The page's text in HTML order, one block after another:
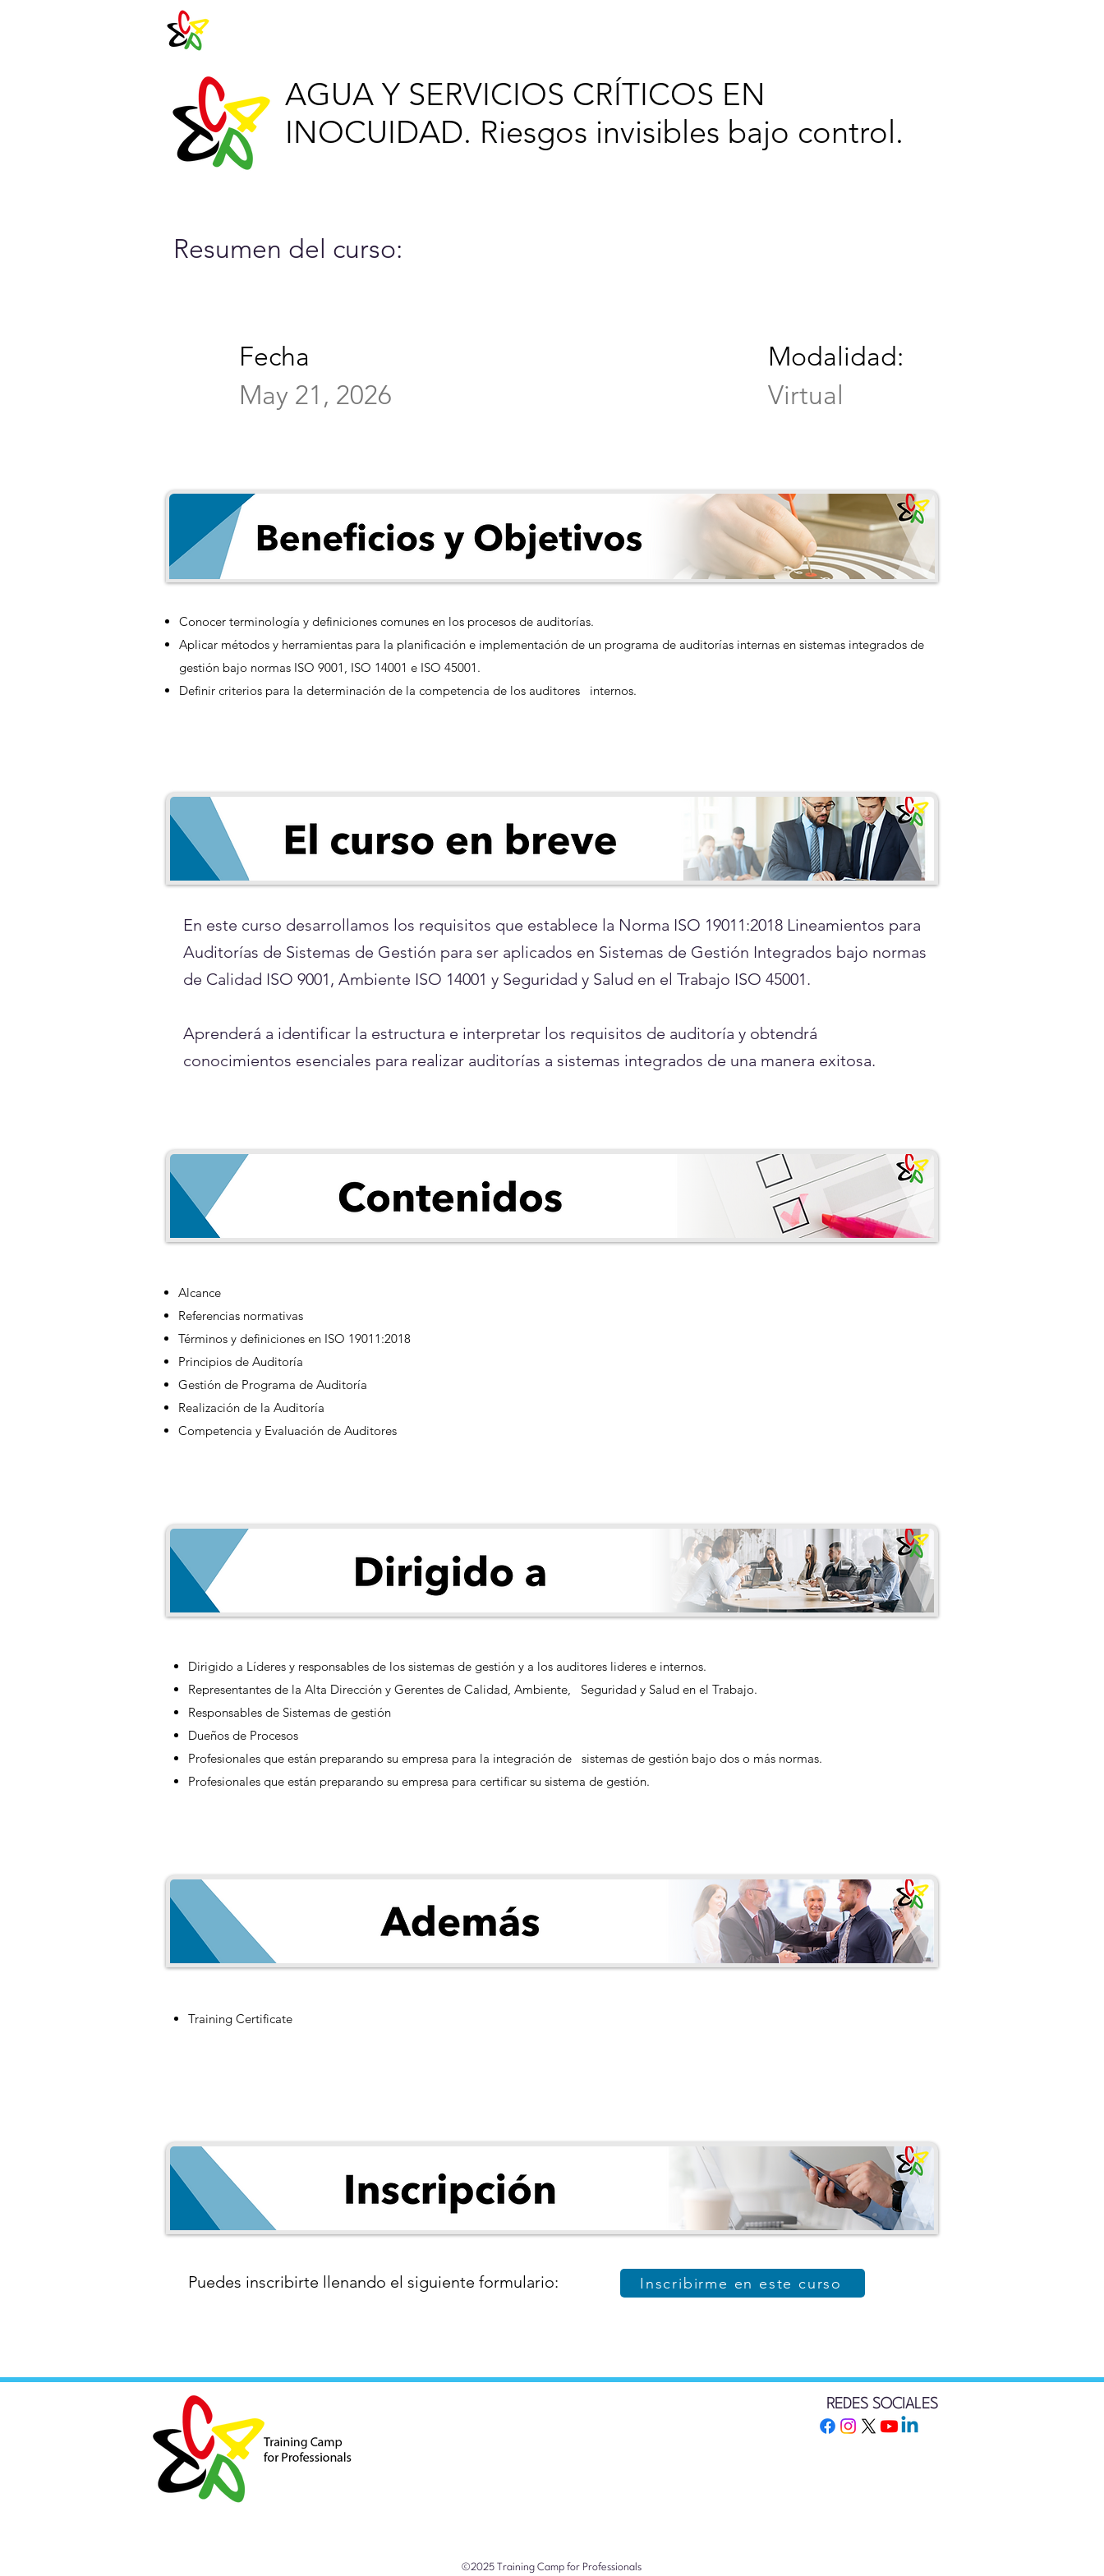
AGUA Y SERVICIOS CRÍTICOS EN
INOCUIDAD. Riesgos invisibles bajo control.
Resumen del curso:
Fecha
May 21, 2026
Modalidad:
Virtual
Conocer terminología y definiciones comunes en los procesos de auditorías.
Aplicar métodos y herramientas para la planificación e implementación de un programa de auditorías internas en sistemas integrados de
gestión bajo normas ISO 9001, ISO 14001 e ISO 45001.
Definir criterios para la determinación de la competencia de los auditores internos.
En este curso desarrollamos los requisitos que establece la Norma ISO 19011:2018 Lineamientos para
Auditorías de Sistemas de Gestión para ser aplicados en Sistemas de Gestión Integrados bajo normas
de Calidad ISO 9001, Ambiente ISO 14001 y Seguridad y Salud en el Trabajo ISO 45001.
Aprenderá a identificar la estructura e interpretar los requisitos de auditoría y obtendrá
conocimientos esenciales para realizar auditorías a sistemas integrados de una manera exitosa.
Alcance
Referencias normativas
Términos y definiciones en ISO 19011:2018
Principios de Auditoría
Gestión de Programa de Auditoría
Realización de la Auditoría
Competencia y Evaluación de Auditores
Dirigido a Líderes y responsables de los sistemas de gestión y a los auditores lideres e internos.
Representantes de la Alta Dirección y Gerentes de Calidad, Ambiente, Seguridad y Salud en el Trabajo.
Responsables de Sistemas de gestión
Dueños de Procesos
Profesionales que están preparando su empresa para la integración de sistemas de gestión bajo dos o más normas.
Profesionales que están preparando su empresa para certificar su sistema de gestión.
Training Certificate
Puedes inscribirte llenando el siguiente formulario: Inscribirme en este curso
REDES SOCIALES
©2025 Training Camp for Professionals